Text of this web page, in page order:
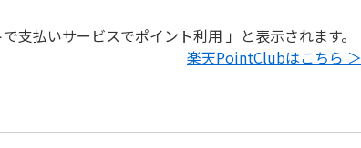
支払いサービスでポイント利用 」と表示されます。
楽天PointClubはこちら ＞